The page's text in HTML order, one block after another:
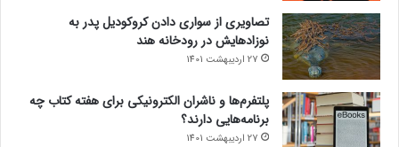
تصاویری از سواری دادن کروکودیل پدر به
نوزادهایش در رودخانه هند
27 اردیبهشت 1401
پلتفرم‌ها و ناشران الکترونیکی برای هفته کتاب چه
برنامه‌هایی دارند؟
27 اردیبهشت 1401